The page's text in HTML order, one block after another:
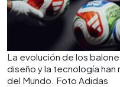
La evolución de los
diseño y la tecnología
del Mundo. Foto Adidas